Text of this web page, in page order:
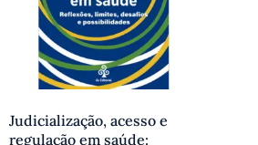
Judicialização, acesso e
regulação em saúde: